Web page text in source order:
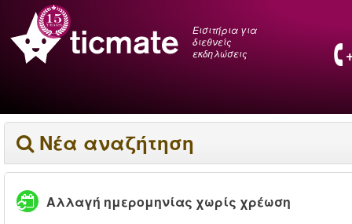
Εισιτήρια για
διεθνείς
εκδηλώσεις
Νέα αναζήτηση
Αλλαγή ημερομηνίας χωρίς χρέωση